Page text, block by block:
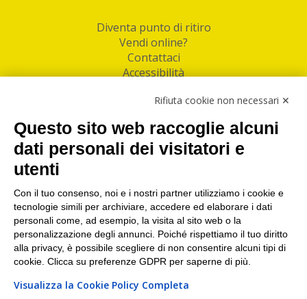
Diventa punto di ritiro
Vendi online?
Contattaci
Accessibilità
Facebook
Linkedin
I nostri punti di ritiro e spedizione pacchi nelle
maggiori città italiane
Torino|Milano|Roma|Bologna|Firenze| Genova
Napoli|Varese
Rifiuta cookie non necessari ✕
Questo sito web raccoglie alcuni
dati personali dei visitatori e
utenti
Con il tuo consenso, noi e i nostri partner utilizziamo i cookie e
tecnologie simili per archiviare, accedere ed elaborare i dati
personali come, ad esempio, la visita al sito web o la
personalizzazione degli annunci. Poiché rispettiamo il tuo diritto
alla privacy, è possibile scegliere di non consentire alcuni tipi di
cookie. Clicca su preferenze GDPR per saperne di più.
Visualizza la Cookie Policy Completa